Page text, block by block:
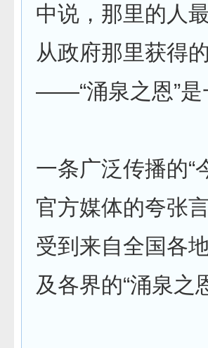
中说，那里的人
从政府那里获得
——“涌泉之恩”是
一条广泛传播的“
官方媒体的夸张
受到来自全国各
及各界的“涌泉之